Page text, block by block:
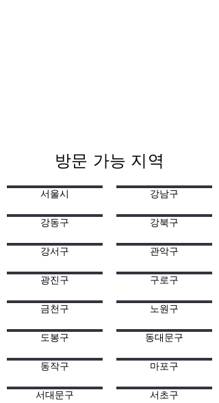
방문 가능 지역
서울시
강동구
강서구
광진구
금천구
도봉구
동작구
서대문구
강남구
강북구
관악구
구로구
노원구
동대문구
마포구
서초구